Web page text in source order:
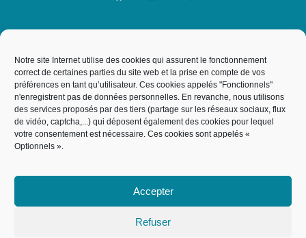
Notre site Internet utilise des cookies qui assurent le fonctionnement
correct de certaines parties du site web et la prise en compte de vos
préférences en tant qu’utilisateur. Ces cookies appelés "Fonctionnels"
n'enregistrent pas de données personnelles. En revanche, nous utilisons
des services proposés par des tiers (partage sur les réseaux sociaux, flux
de vidéo, captcha,...) qui déposent également des cookies pour lequel
votre consentement est nécessaire. Ces cookies sont appelés «
Optionnels ».
Accepter
Refuser
Mairie de la Trinité
19, rue de l'Hôtel de Ville, 06340, La Trinité
NOUS CONTACTER
04 93 27 64 00
MENTIONS LÉGALESPOLITIQUE DE COOKIES